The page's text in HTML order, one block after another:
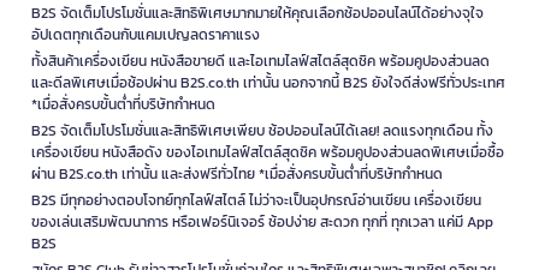
B2S จัดเต็มโปรโมชั่นและสิทธิพิเศษมากมายให้คุณเลือกช้อปออนไลน์ได้อย่างจุใจ
อัปเดตทุกเดือนกับแคมเปญลดราคาแรง
ทั้งสินค้าเครื่องเขียน หนังสือขายดี และไอเทมไลฟ์สไตล์สุดชิค พร้อมคูปองส่วนลด
และดีลพิเศษเมื่อช้อปผ่าน B2S.co.th เท่านั้น นอกจากนี้ B2S ยังใจดีส่งฟรีทั่วประเทศ
*เมื่อสั่งครบขั้นต่ำที่บริษัทกำหนด
B2S จัดเต็มโปรโมชั่นและสิทธิพิเศษเพียบ ช้อปออนไลน์ได้เลย! ลดแรงทุกเดือน ทั้ง
เครื่องเขียน หนังสือดัง ของไอเทมไลฟ์สไตล์สุดชิค พร้อมคูปองส่วนลดพิเศษเมื่อซื้อ
ผ่าน B2S.co.th เท่านั้น และส่งฟรีทั่วไทย *เมื่อสั่งครบขั้นต่ำที่บริษัทกำหนด
B2S มีทุกอย่างตอบโจทย์ทุกไลฟ์สไตล์ ไม่ว่าจะเป็นอุปกรณ์อ่านเขียน เครื่องเขียน
ของเล่นเสริมพัฒนาการ หรือเฟอร์นิเจอร์ ช้อปง่าย สะดวก ทุกที่ ทุกเวลา แค่มี App
B2S